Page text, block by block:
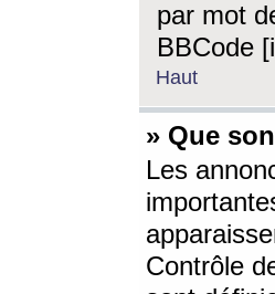
par mot
BBCode
Haut
» Que
Les
Contrôle